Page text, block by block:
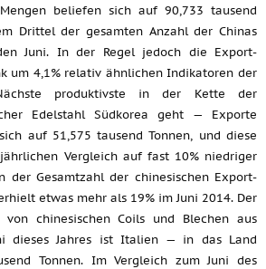
beliefen sich auf 90,733 tausend
Drittel der gesamten Anzahl der Chinas
Juni. In der Regel jedoch die Export-
um 4,1% relativ ähnlichen Indikatoren der
produktivste in der Kette der
Edelstahl Südkorea geht — Exporte
auf 51,575 tausend Tonnen, und diese
Vergleich auf fast 10% niedriger
der Gesamtzahl der chinesischen Export-
etwas mehr als 19% im Juni 2014. Der
chinesischen Coils und Blechen aus
dieses Jahres ist Italien — in das Land
Tonnen. Im Vergleich zum Juni des